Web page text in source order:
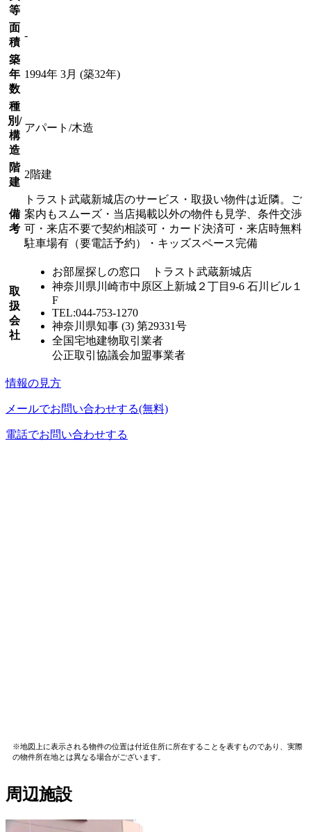
等
面
積
-
築
年
数
1994年 3月 (築32年)
種
別/
構
造
アパート/木造
階
建
2階建
備
考
トラスト武蔵新城店のサービス・取扱い物件は近隣。ご
案内もスムーズ・当店掲載以外の物件も見学、条件交渉
可・来店不要で契約相談可・カード決済可・来店時無料
駐車場有（要電話予約）・キッズスペース完備
取
扱
会
社
お部屋探しの窓口 トラスト武蔵新城店
神奈川県川崎市中原区上新城２丁目9-6 石川ビル１
F
TEL:044-753-1270
神奈川県知事 (3) 第29331号
全国宅地建物取引業者
公正取引協議会加盟事業者
情報の見方
メールでお問い合わせする(無料)
電話でお問い合わせする
※地図上に表示される物件の位置は付近住所に所在することを表すものであり、実際
の物件所在地とは異なる場合がございます。
周辺施設